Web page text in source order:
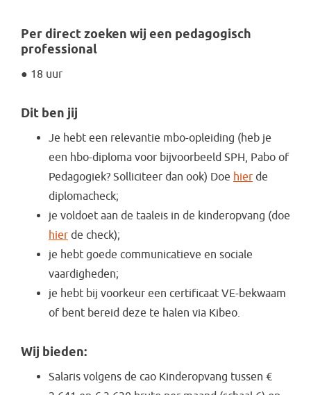
Per direct zoeken wij een pedagogisch
professional
● 18 uur
Dit ben jij
Je hebt een relevantie mbo-opleiding (heb je
een hbo-diploma voor bijvoorbeeld SPH, Pabo of
Pedagogiek? Solliciteer dan ook) Doe hier de
diplomacheck;
je voldoet aan de taaleis in de kinderopvang (doe
hier de check);
je hebt goede communicatieve en sociale
vaardigheden;
je hebt bij voorkeur een certificaat VE-bekwaam
of bent bereid deze te halen via Kibeo.
Wij bieden:
Salaris volgens de cao Kinderopvang tussen €